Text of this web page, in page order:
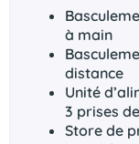
à main
distance
Unité
3 prises
Store de